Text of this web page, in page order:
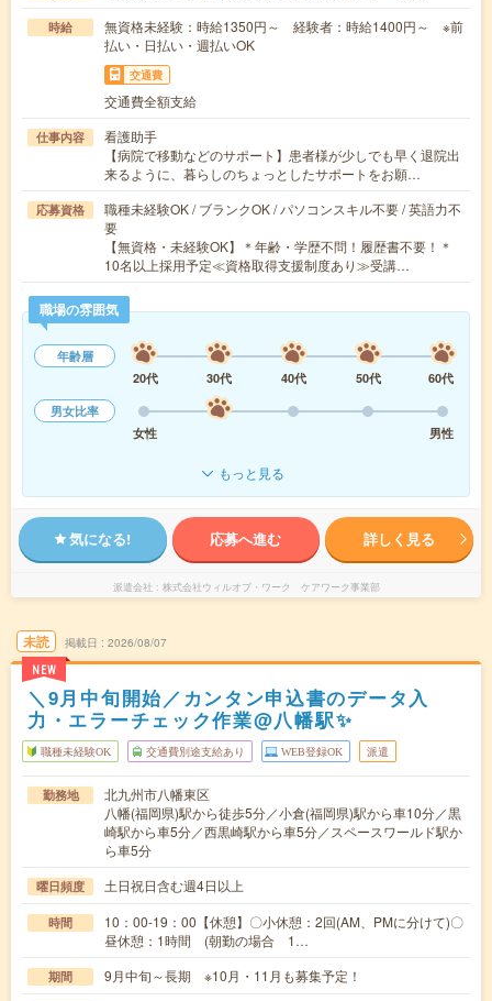
時給
無資格未経験：時給1350円～ 経験者：時給1400円～ ※前
払い・日払い・週払いOK
交通費
交通費全額支給
仕事内容
看護助手
【病院で移動などのサポート】患者様が少しでも早く退院出
来るように、暮らしのちょっとしたサポートをお願…
応募資格
職種未経験OK / ブランクOK / パソコンスキル不要 / 英語力不
要
【無資格・未経験OK】＊年齢・学歴不問！履歴書不要！＊
10名以上採用予定≪資格取得支援制度あり≫受講…
職場の雰囲気
年齢層
20代
30代 40代 50代
60代
男女比率
女性
男性
もっと見る
気になる! 応募へ進む 詳しく見る
派遣会社 株式会社ウィルオブ・ワーク ケアワーク事業部
未読
NEW
掲載日 2026/08/07
＼9月中旬開始／カンタン申込書のデータ入
力・エラーチェック作業@八幡駅✨
職種未経験OK 交通費別途支給あり WEB登録OK 派遣
勤務地
北九州市八幡東区
八幡(福岡県)駅から徒歩5分／小倉(福岡県)駅から車10分／黒
崎駅から車5分／西黒崎駅から車5分／スペースワールド駅か
ら車5分
曜日頻度 土日祝日含む週4日以上
時間
10：00-19：00【休憩】〇小休憩：2回(AM、PMに分けて)〇
昼休憩：1時間 (朝勤の場合 1…
期間 9月中旬～長期 ※10月・11月も募集予定！